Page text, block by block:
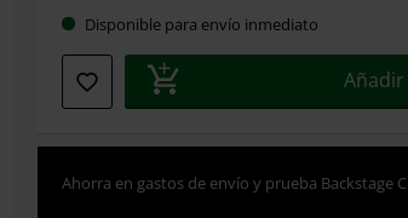
Disponible para envío inmediato
Añadir
Ahorra en gastos de envío y prueba Backstage